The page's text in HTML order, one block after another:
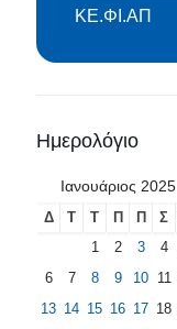
ΚΕ.ΦΙ.ΑΠ
Ημερολόγιο
Ιανουάριος 2025
Δ Τ Τ Π Π Σ
1
2 3 4
6
7 8 9 10 11
13 14 15 16 17 18